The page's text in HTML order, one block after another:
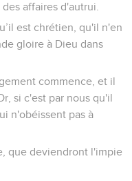
affaires d'autrui.
est chrétien, qu'il n'en
gloire à Dieu dans
commence, et il
si c'est par nous qu'il
n'obéissent pas à
que deviendront l'impie